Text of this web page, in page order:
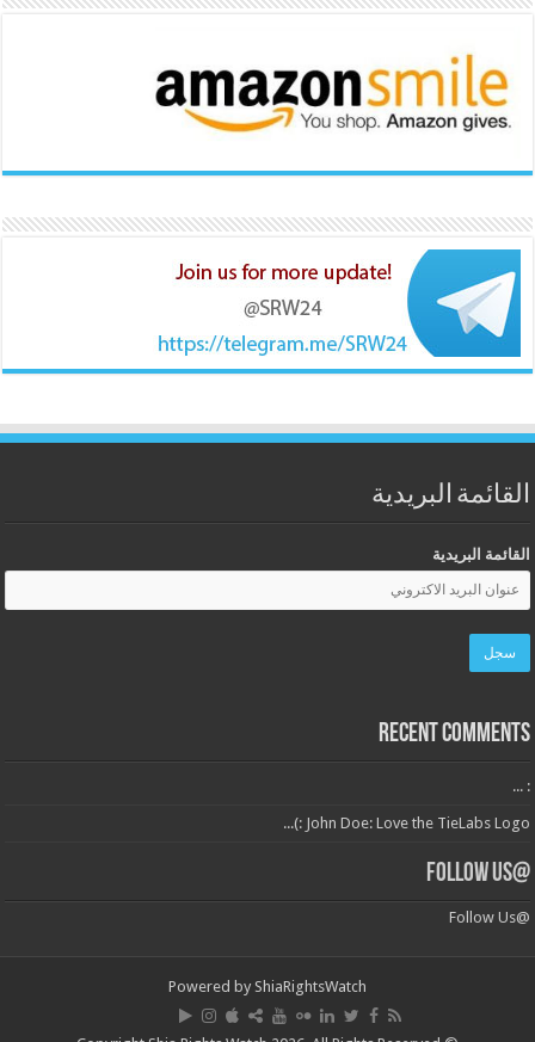
القائمة البريدية
القائمة البريدية
Recent Comments
: ...
John Doe: Love the TieLabs Logo :)...
@Follow Us
@Follow Us
Powered by ShiaRightsWatch